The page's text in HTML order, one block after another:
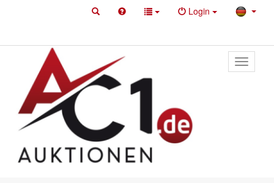
Login
Toggle
primary